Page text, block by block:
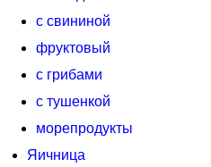
с свининой
фруктовый
с грибами
с тушенкой
морепродукты
Яичница